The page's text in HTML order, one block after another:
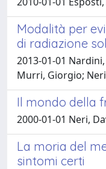
Modalità per
di radiazione
2013-01-01
Murri, Giorgio;
Il mondo della
2000-01-01 Neri,
La moria del
sintomi certi